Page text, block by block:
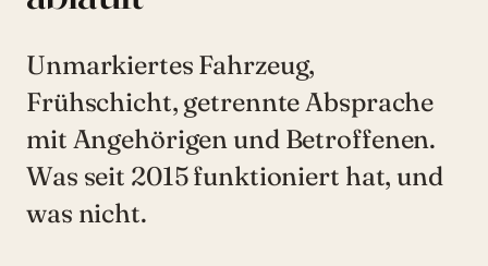
Unmarkiertes Fahrzeug,
Frühschicht, getrennte Absprache
mit Angehörigen und Betroffenen.
Was seit 2015 funktioniert hat, und
was nicht.